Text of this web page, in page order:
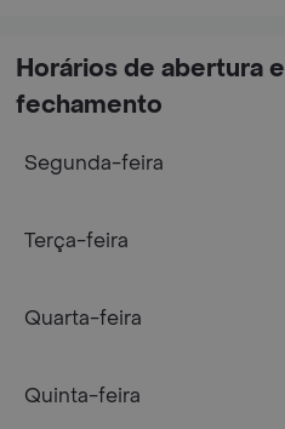
Horários de abertura e
fechamento
Segunda-feira
Terça-feira
Quarta-feira
Quinta-feira